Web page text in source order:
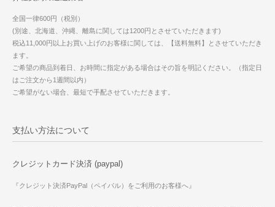
全国一律600円（税別）
(別途、北海道、沖縄、離島に関しては1200円とさせていただきます)
税込11,000円以上お買い上げのお客様に関しては、【送料無料】とさせていただき
ます。
ご希望の商品到着日、お時間に指定がある場合はその旨を明記ください。（指定日
はご注文から1週間以内）
ご希望がない場合、最短で手配させていただきます。
支払い方法について
クレジットカード決済 (paypal)
『クレジット決済PayPal（ペイパル）をご利用のお客様へ』